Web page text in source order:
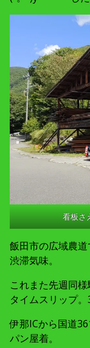
看板さ
飯田市の広域農
渋滞気味。
これまた先週同
タイムスリップ
伊那ICから国道
パン屋着。